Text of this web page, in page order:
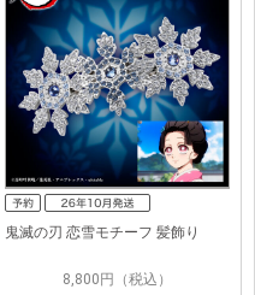
鬼滅の刃 恋雪モチーフ 髪飾り
8,800円（税込）